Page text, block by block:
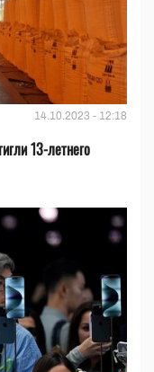
14.10.2023 - 12:18
13-летнего